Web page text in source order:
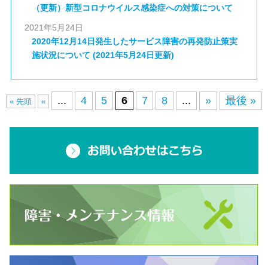
（更新）新型コロナウイルス感染症への対策について
2021年5月24日
2020年12月14日発生したサービス障害の再発防止策実
施状況について (2021年5月24日更新)
« 先頭 « ... 4 5 6 7 8 ... » 最後 »